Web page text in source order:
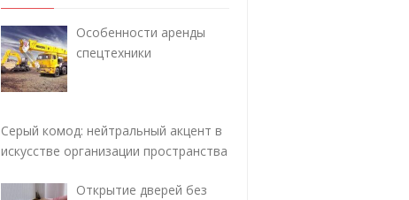
Особенности аренды
спецтехники
Серый комод: нейтральный акцент в
искусстве организации пространства
Открытие дверей без